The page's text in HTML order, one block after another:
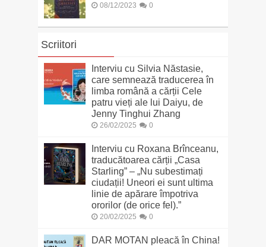
08/12/2023 0
Scriitori
Interviu cu Silvia Năstasie,
care semnează traducerea în
limba română a cărții Cele
patru vieți ale lui Daiyu, de
Jenny Tinghui Zhang
26/02/2025 0
Interviu cu Roxana Brînceanu,
traducătoarea cărții „Casa
Starling” – „Nu subestimați
ciudații! Uneori ei sunt ultima
linie de apărare împotriva
ororilor (de orice fel).”
20/02/2025 0
DAR MOTAN pleacă în China!